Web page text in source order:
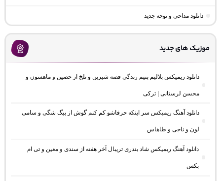
دانلود مداحی و نوحه جدید
موزیک های جدید
دانلود ریمیکس بلالیم بنیم زندگی قصه شیرین و تلخ از حصین و ماهسون و
محسن لرستانی | ترکی
دانلود آهنگ ریمیکس سر اینکه حرفاشو کم کنم گوش از بیگ شگی و سامی
لون و ناجی و طاهاس
دانلود آهنگ ریمیکس شاد بندری تریبال آخر هفته از سندی و معین و تی ام
بکس